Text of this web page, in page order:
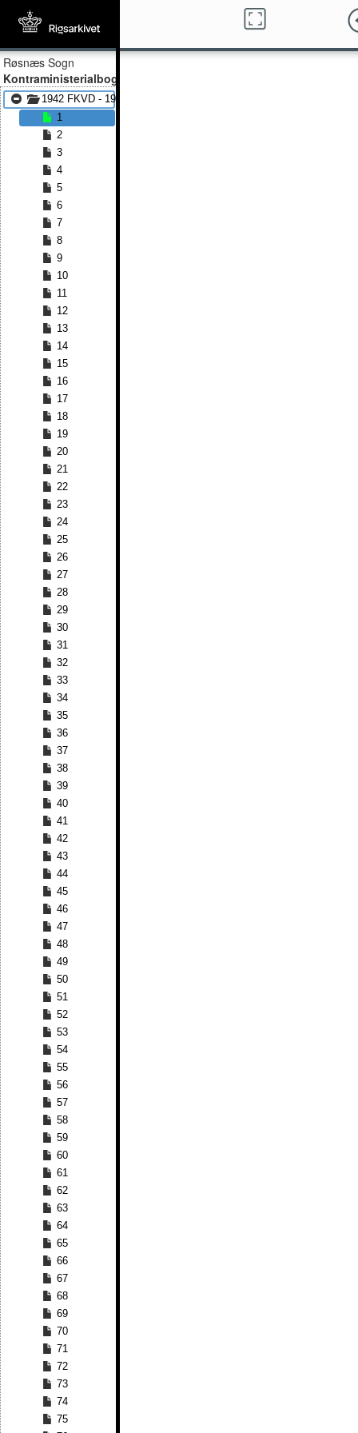
Røsnæs Sogn
Kontraministerialbog
1942 FKVD - 1954 FKVD
1
2
3
4
5
6
7
8
9
10
11
12
13
14
15
16
17
18
19
20
21
22
23
24
25
26
27
28
29
30
31
32
33
34
35
36
37
38
39
40
41
42
43
44
45
46
47
48
49
50
51
52
53
54
55
56
57
58
59
60
61
62
63
64
65
66
67
68
69
70
71
72
73
74
75